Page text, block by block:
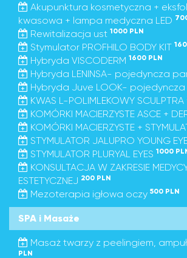
Akupunktura kosmetyczna +
kwasowa + lampa medyczna LED
Rewitalizacja ust 1000 PLN
Stymulator PROFHILO BODY KIT
Hybryda VISCODERM 1600 PLN
Hybryda LENINSA- pojedyncza
Hybryda Juve LOOK-
KWAS L-POLIMLEKOWY SCULPTRA
KOMÓRKI MACIERZYSTE ASCE +
KOMÓRKI MACIERZYSTE +
STYMULATOR JALUPRO YOUNG
STYMULATOR PLURYAL EYES 1000
KONSULTACJA W ZAKRESIE
ESTETYCZNEJ 200 PLN
Mezoterapia igłowa oczy 500 PLN
SPA i Masaże
Masaż twarzy z peelingiem,
PLN